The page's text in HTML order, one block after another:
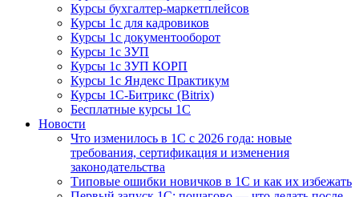
Курсы бухгалтер-маркетплейсов
Курсы 1с для кадровиков
Курсы 1с документооборот
Курсы 1с ЗУП
Курсы 1с ЗУП КОРП
Курсы 1с Яндекс Практикум
Курсы 1С-Битрикс (Bitrix)
Бесплатные курсы 1С
Новости
Что изменилось в 1С с 2026 года: новые
требования, сертификация и изменения
законодательства
Типовые ошибки новичков в 1С и как их избежать